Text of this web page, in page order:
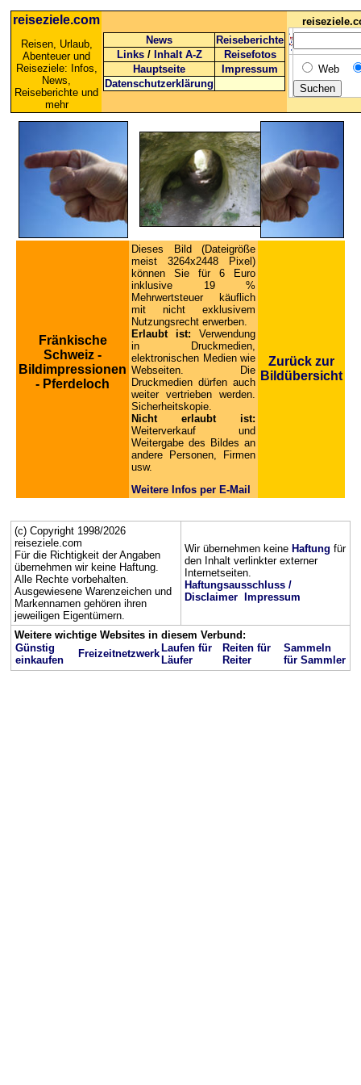
reiseziele.com
Reisen, Urlaub,
Abenteuer und
Reiseziele: Infos,
News,
Reiseberichte und
mehr
News
Reiseberichte
Links / Inhalt A-Z
Reisefotos
Hauptseite
Impressum
Datenschutzerklärung
Web
Fränkische
Schweiz -
Bildimpressionen
- Pferdeloch
Dieses Bild (Dateigröße
meist 3264x2448 Pixel)
können Sie für 6 Euro
inklusive 19 %
Mehrwertsteuer käuflich
mit nicht exklusivem
Nutzungsrecht erwerben.
Erlaubt ist: Verwendung
in Druckmedien,
elektronischen Medien wie
Webseiten. Die
Druckmedien dürfen auch
weiter vertrieben werden.
Sicherheitskopie.
Nicht erlaubt ist:
Weiterverkauf und
Weitergabe des Bildes an
andere Personen, Firmen
usw.
Weitere Infos per E-Mail
Zurück zur
Bildübersicht
(c) Copyright 1998/2026
reiseziele.com
Für die Richtigkeit der Angaben
übernehmen wir keine Haftung.
Alle Rechte vorbehalten.
Ausgewiesene Warenzeichen und
Markennamen gehören ihren
jeweiligen Eigentümern.
Wir übernehmen keine Haftung für
den Inhalt verlinkter externer
Internetseiten.
Haftungsausschluss /
Disclaimer
Impressum
Weitere wichtige Websites in diesem Verbund:
Günstig
einkaufen
Freizeitnetzwerk Laufen für
Läufer
Reiten für
Reiter
Sammeln
für Sammler